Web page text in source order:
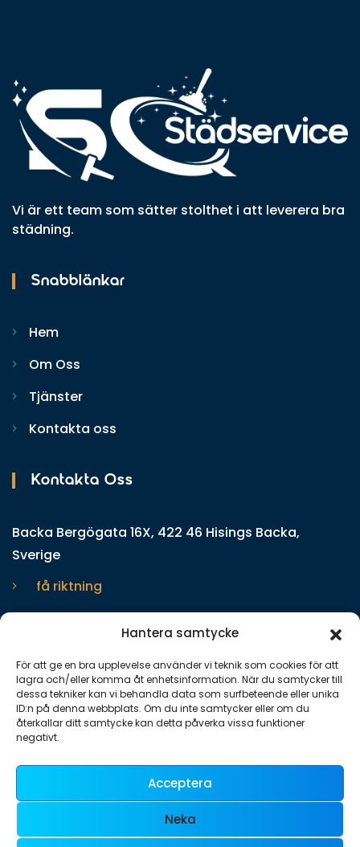
Hantera samtycke
För att ge en bra upplevelse använder vi teknik som cookies för att
lagra och/eller komma åt enhetsinformation. När du samtycker till
dessa tekniker kan vi behandla data som surfbeteende eller unika
ID:n på denna webbplats. Om du inte samtycker eller om du
återkallar ditt samtycke kan detta påverka vissa funktioner
negativt.
Acceptera
Neka
Vi är ett team som sätter stolthet i att leverera bra
städning.
Snabblänkar
Hem
Om Oss
Tjänster
Kontakta oss
Kontakta Oss
Backa Bergögata 16X, 422 46 Hisings Backa,
Sverige
få riktning
Få en kostnadsfri offert
031-22 55 40
Mail:info@sqstadservice.se